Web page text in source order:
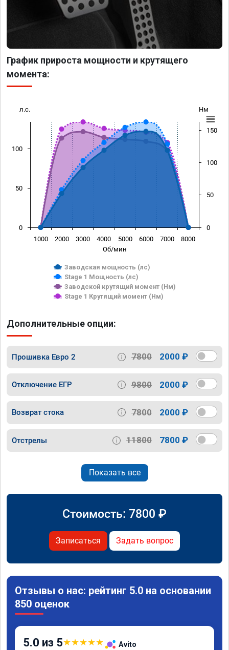
График прироста мощности и крутящего
момента:
Об/мин
л.с. Нм
Заводская мощность (лс)
Stage 1 Мощность (лс)
Заводской крутящий момент (Нм)
Stage 1 Крутящий момент (Нм)
1000 2000 3000 4000 5000 6000 7000 8000
0
50
100
0
50
100
150
Дополнительные опции:
Прошивка Евро 2 7800 2000 ₽
Отключение ЕГР 9800 2000 ₽
Возврат стока 7800 2000 ₽
Отстрелы 11800 7800 ₽
Показать все
Стоимость: 7800 ₽
Записаться Задать вопрос
Отзывы о нас: рейтинг 5.0 на основании
850 оценок
5.0 из 5★★★★★ Avito